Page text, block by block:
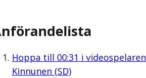
Hoppa till 00:31 i videospelaren
Kinnunen (SD)